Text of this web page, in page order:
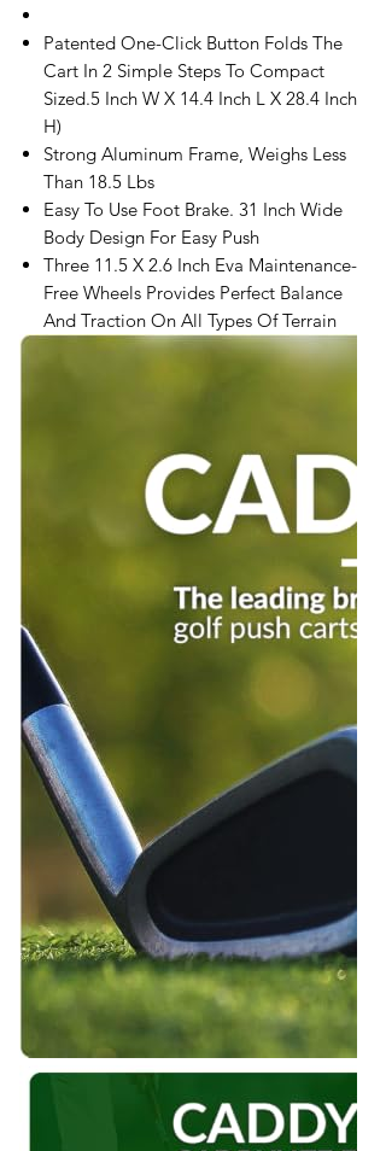
Patented One-Click Button Folds The
Cart In 2 Simple Steps To Compact
Sized.5 Inch W X 14.4 Inch L X 28.4 Inch
H)
Strong Aluminum Frame, Weighs Less
Than 18.5 Lbs
Easy To Use Foot Brake. 31 Inch Wide
Body Design For Easy Push
Three 11.5 X 2.6 Inch Eva Maintenance-
Free Wheels Provides Perfect Balance
And Traction On All Types Of Terrain